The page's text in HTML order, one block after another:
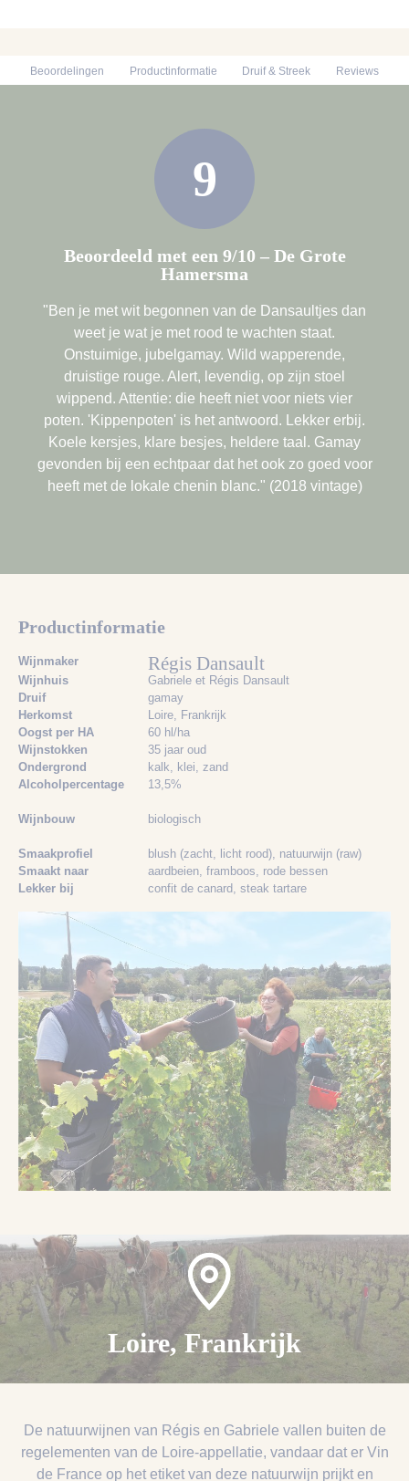
Beoordelingen Productinformatie Druif & Streek Reviews
9
Beoordeeld met een 9/10 – De Grote
Hamersma
"Ben je met wit begonnen van de Dansaultjes dan
weet je wat je met rood te wachten staat.
Onstuimige, jubelgamay. Wild wapperende,
druistige rouge. Alert, levendig, op zijn stoel
wippend. Attentie: die heeft niet voor niets vier
poten. 'Kippenpoten' is het antwoord. Lekker erbij.
Koele kersjes, klare besjes, heldere taal. Gamay
gevonden bij een echtpaar dat het ook zo goed voor
heeft met de lokale chenin blanc." (2018 vintage)
Productinformatie
Wijnmaker Régis Dansault
Wijnhuis
Gabriele et Régis Dansault
Druif
gamay
Herkomst
Loire, Frankrijk
Oogst per HA
60 hl/ha
Wijnstokken
35 jaar oud
Ondergrond
kalk, klei, zand
Alcoholpercentage
13,5%
Wijnbouw biologisch
Smaakprofiel blush (zacht, licht rood), natuurwijn (raw)
Smaakt naar
aardbeien, framboos, rode bessen
Lekker bij
confit de canard, steak tartare
Loire, Frankrijk
De natuurwijnen van Régis en Gabriele vallen buiten de
regelementen van de Loire-appellatie, vandaar dat er Vin
de France op het etiket van deze natuurwijn prijkt en